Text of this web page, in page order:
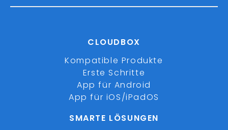
CLOUDBOX
Kompatible Produkte
Erste Schritte
App für Android
App für iOS/iPadOS
SMARTE LÖSUNGEN